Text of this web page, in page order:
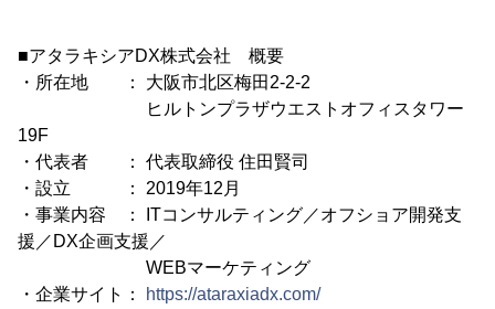
■アタラキシアDX株式会社 概要
・所在地 ： 大阪市北区梅田2-2-2
ヒルトンプラザウエストオフィスタワー
19F
・代表者 ： 代表取締役 住田賢司
・設立 ： 2019年12月
・事業内容 ： ITコンサルティング／オフショア開発支
援／DX企画支援／
WEBマーケティング
・企業サイト：
https://ataraxiadx.com/